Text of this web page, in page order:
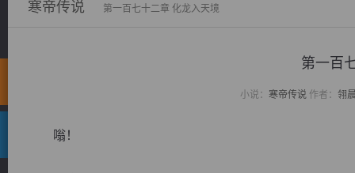
寒帝传说 第一百七十二章 化龙入天境
第一百
小说： 寒帝传说作者： 翎
嗡！